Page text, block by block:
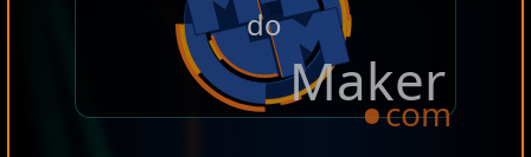
do
Maker
.com